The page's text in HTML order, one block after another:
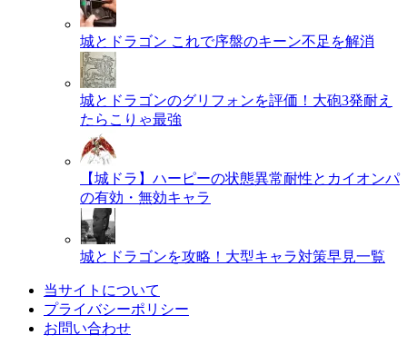
城とドラゴン これで序盤のキーン不足を解消
城とドラゴンのグリフォンを評価！大砲3発耐え
たらこりゃ最強
【城ドラ】ハーピーの状態異常耐性とカイオンパ
の有効・無効キャラ
城とドラゴンを攻略！大型キャラ対策早見一覧
当サイトについて
プライバシーポリシー
お問い合わせ